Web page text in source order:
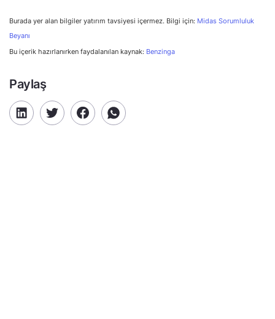
Burada yer alan bilgiler yatırım tavsiyesi içermez. Bilgi için: Midas Sorumluluk
Beyanı
Bu içerik hazırlanırken faydalanılan kaynak: Benzinga
Paylaş